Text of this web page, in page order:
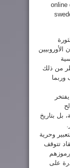
online
الأوروبيين
من ذلك
بل بتاريخ
وحرية
تتوقف
على